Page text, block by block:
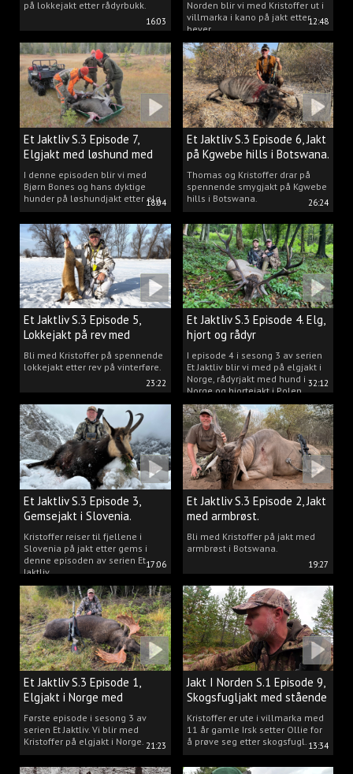
16:03
på lokkejakt etter rådyrbukk.
12:48
Norden blir vi med Kristoffer ut i
villmarka i kano på jakt etter
bever.
18:04
Et Jaktliv S.3 Episode 7,
Elgjakt med løshund med
Bjørn Bones.
I denne episoden blir vi med
Bjørn Bones og hans dyktige
hunder på løshundjakt etter elg.
26:24
Et Jaktliv S.3 Episode 6, Jakt
på Kgwebe hills i Botswana.
Thomas og Kristoffer drar på
spennende smygjakt på Kgwebe
hills i Botswana.
23:22
Et Jaktliv S.3 Episode 5,
Lokkejakt på rev med
Kristoffer Clausen
Bli med Kristoffer på spennende
lokkejakt etter rev på vinterføre.
32:12
Et Jaktliv S.3 Episode 4. Elg,
hjort og rådyr
I episode 4 i sesong 3 av serien
Et Jaktliv blir vi med på elgjakt i
Norge, rådyrjakt med hund i
Norge og hjortejakt i Polen.
17:06
Et Jaktliv S.3 Episode 3,
Gemsejakt i Slovenia.
Kristoffer reiser til fjellene i
Slovenia på jakt etter gems i
denne episoden av serien Et
Jaktliv.
19:27
Et Jaktliv S.3 Episode 2, Jakt
med armbrøst.
Bli med Kristoffer på jakt med
armbrøst i Botswana.
21:23
Et Jaktliv S.3 Episode 1,
Elgjakt i Norge med
Kristoffer Clausen
Første episode i sesong 3 av
serien Et Jaktliv. Vi blir med
Kristoffer på elgjakt i Norge.
13:34
Jakt I Norden S.1 Episode 9,
Skogsfugljakt med stående
hund.
Kristoffer er ute i villmarka med
11 år gamle Irsk setter Ollie for
å prøve seg etter skogsfugl.